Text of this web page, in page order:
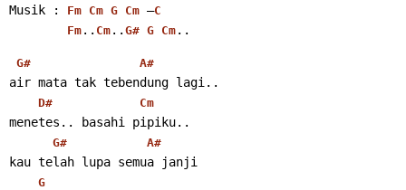
Musik : Fm Cm G Cm –C
Fm .. Cm .. G# G Cm ..
G# A#
air mata tak tebendung lagi..
D# Cm
menetes.. basahi pipiku..
G# A#
kau telah lupa semua janji
G